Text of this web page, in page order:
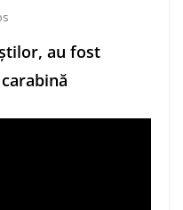
au fost